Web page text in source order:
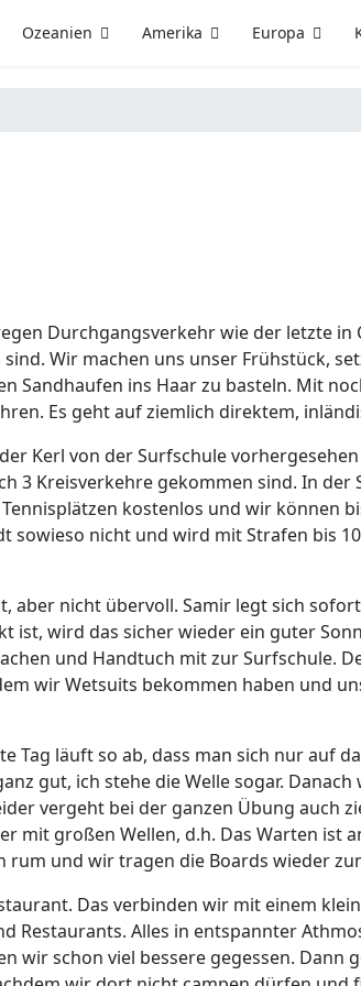
Ozeanien Amerika Europa
Durchgangsverkehr wie der letzte in
Wir machen uns unser Frühstück,
Sandhaufen ins Haar zu basteln. Mit
Es geht auf ziemlich direktem,
Kerl von der Surfschule
3 Kreisverkehre gekommen sind. In
kostenlos und wir können
nicht und wird mit Strafen bis
aber nicht übervoll. Samir legt sich
ist, wird das sicher wieder ein guter
und Handtuch mit zur Surfschule.
wir Wetsuits bekommen haben und
Tag läuft so ab, dass man sich nur auf
gut, ich stehe die Welle sogar.
vergeht bei der ganzen Übung auch
mit großen Wellen, d.h. Das Warten ist
rum und wir tragen die Boards wieder
Das verbinden wir mit einem
Restaurants. Alles in entspannter
wir schon viel bessere gegessen. Dann